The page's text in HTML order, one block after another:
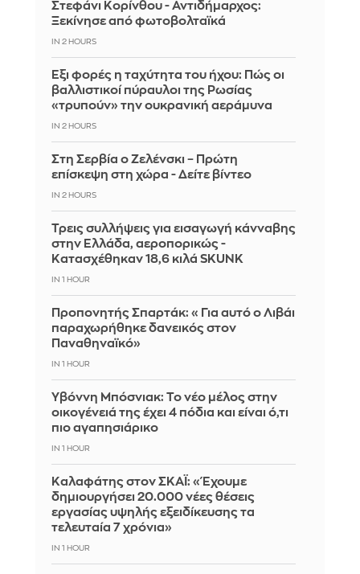
Στεφάνι Κορίνθου - Αντιδήμαρχος:
Ξεκίνησε από φωτοβολταϊκά
IN 2 HOURS
Έξι φορές η ταχύτητα του ήχου: Πώς οι
βαλλιστικοί πύραυλοι της Ρωσίας
«τρυπούν» την ουκρανική αεράμυνα
IN 2 HOURS
Στη Σερβία ο Ζελένσκι – Πρώτη
επίσκεψη στη χώρα - Δείτε βίντεο
IN 2 HOURS
Τρεις συλλήψεις για εισαγωγή κάνναβης
στην Ελλάδα, αεροπορικώς -
Κατασχέθηκαν 18,6 κιλά SKUNK
IN 1 HOUR
Προπονητής Σπαρτάκ: «Για αυτό ο Λιβάι
παραχωρήθηκε δανεικός στον
Παναθηναϊκό»
IN 1 HOUR
Υβόννη Μπόσνιακ: Το νέο μέλος στην
οικογένειά της έχει 4 πόδια και είναι ό,τι
πιο αγαπησιάρικο
IN 1 HOUR
Καλαφάτης στον ΣΚΑΪ: «Έχουμε
δημιουργήσει 20.000 νέες θέσεις
εργασίας υψηλής εξειδίκευσης τα
τελευταία 7 χρόνια»
IN 1 HOUR